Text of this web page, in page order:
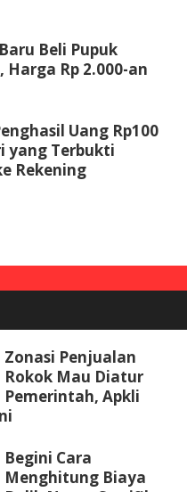
Zonasi Penjualan
Rokok Mau Diatur
Pemerintah, Apkli
Begini Cara
Menghitung Biaya
Beli Pupuk
Harga Rp 2.000-an
Uang Rp100
yang Terbukti
Rekening